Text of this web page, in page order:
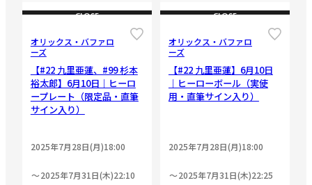
CLOSE
オリックス・バファロ
ーズ
【#22 九里亜蓮、#99 杉本
裕太郎】6月10日｜ヒーロ
ープレート（限定品・直筆
サイン入り）
2025年7月28日(月)18:00
2025年7月31日(木)22:10
CLOSE
オリックス・バファロ
ーズ
【#22 九里亜蓮】6月10日
｜ヒーローボール（実使
用・直筆サイン入り）
2025年7月28日(月)18:00
2025年7月31日(木)22:25